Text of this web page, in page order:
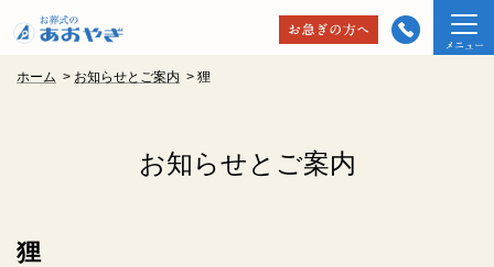
ホーム > お知らせとご案内 > 狸
お知らせとご案内
狸